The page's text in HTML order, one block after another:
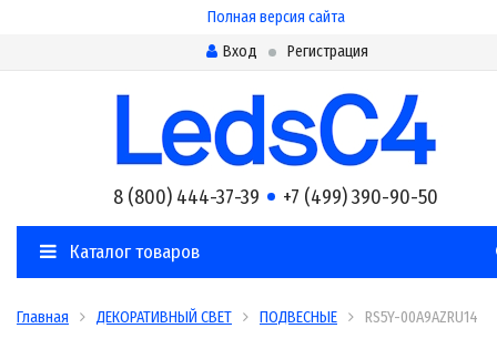
Полная версия сайта
Вход
Регистрация
8 (800) 444-37-39 +7 (499) 390-90-50
Каталог товаров
Главная ДЕКОРАТИВНЫЙ СВЕТ ПОДВЕСНЫЕ RS5Y-00A9AZRU14